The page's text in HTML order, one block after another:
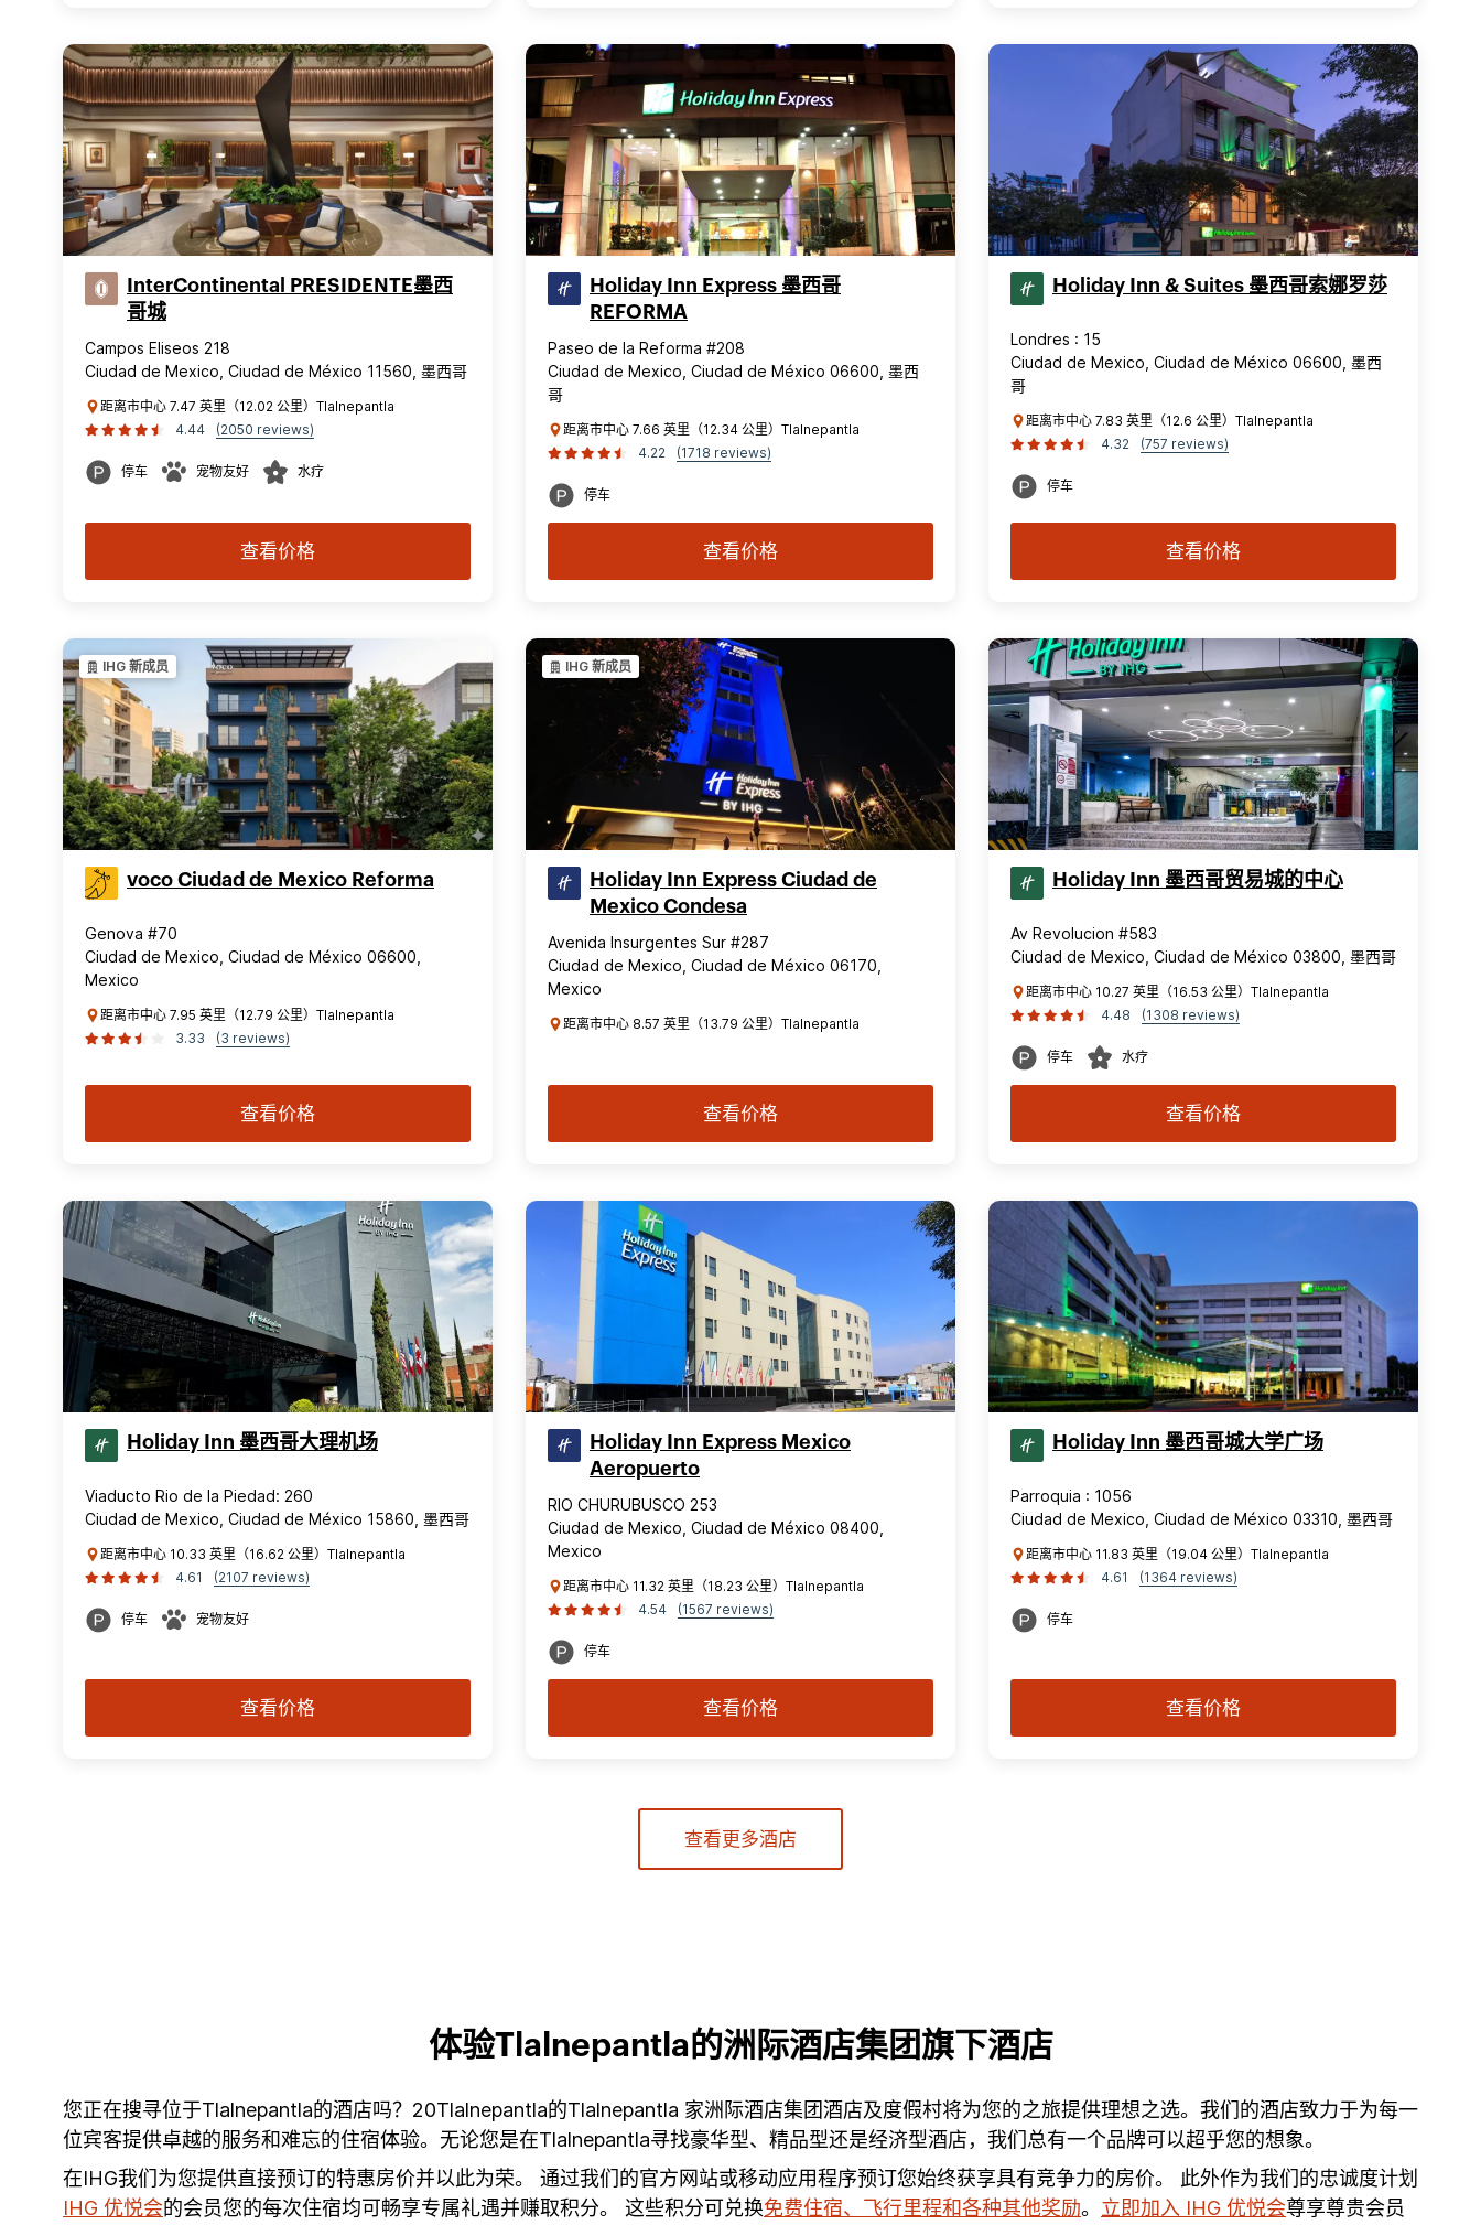
InterContinental PRESIDENTE墨西
哥城
Campos Eliseos 218
Ciudad de Mexico, Ciudad de México 11560, 墨西哥
距离市中心 7.47 英里（12.02 公里）Tlalnepantla
4.44
(2050 reviews)
停车 宠物友好 水疗
查看价格
Holiday Inn Express 墨西哥
REFORMA
Paseo de la Reforma #208
Ciudad de Mexico, Ciudad de México 06600, 墨西
哥
距离市中心 7.66 英里（12.34 公里）Tlalnepantla
4.22
(1718 reviews)
停车
查看价格
Holiday Inn & Suites 墨西哥索娜罗莎
Londres : 15
Ciudad de Mexico, Ciudad de México 06600, 墨西
哥
距离市中心 7.83 英里（12.6 公里）Tlalnepantla
4.32
(757 reviews)
停车
查看价格
IHG 新成员
voco Ciudad de Mexico Reforma
Genova #70
Ciudad de Mexico, Ciudad de México 06600,
Mexico
距离市中心 7.95 英里（12.79 公里）Tlalnepantla
3.33
(3 reviews)
查看价格
IHG 新成员
Holiday Inn Express Ciudad de
Mexico Condesa
Avenida Insurgentes Sur #287
Ciudad de Mexico, Ciudad de México 06170,
Mexico
距离市中心 8.57 英里（13.79 公里）Tlalnepantla
查看价格
Holiday Inn 墨西哥贸易城的中心
Av Revolucion #583
Ciudad de Mexico, Ciudad de México 03800, 墨西哥
距离市中心 10.27 英里（16.53 公里）Tlalnepantla
4.48
(1308 reviews)
停车 水疗
查看价格
Holiday Inn 墨西哥大理机场
Viaducto Rio de la Piedad: 260
Ciudad de Mexico, Ciudad de México 15860, 墨西哥
距离市中心 10.33 英里（16.62 公里）Tlalnepantla
4.61
(2107 reviews)
停车 宠物友好
查看价格
Holiday Inn Express Mexico
Aeropuerto
RIO CHURUBUSCO 253
Ciudad de Mexico, Ciudad de México 08400,
Mexico
距离市中心 11.32 英里（18.23 公里）Tlalnepantla
4.54
(1567 reviews)
停车
查看价格
Holiday Inn 墨西哥城大学广场
Parroquia : 1056
Ciudad de Mexico, Ciudad de México 03310, 墨西哥
距离市中心 11.83 英里（19.04 公里）Tlalnepantla
4.61
(1364 reviews)
停车
查看价格
查看更多酒店
体验Tlalnepantla的洲际酒店集团旗下酒店
您正在搜寻位于Tlalnepantla的酒店吗？20Tlalnepantla的Tlalnepantla 家洲际酒店集团酒店及度假村将为您的之旅提供理想之选。我们的酒店致力于为每一
位宾客提供卓越的服务和难忘的住宿体验。无论您是在Tlalnepantla寻找豪华型、精品型还是经济型酒店，我们总有一个品牌可以超乎您的想象。
在IHG我们为您提供直接预订的特惠房价并以此为荣。 通过我们的官方网站或移动应用程序预订您始终获享具有竞争力的房价。 此外作为我们的忠诚度计划
IHG 优悦会的会员您的每次住宿均可畅享专属礼遇并赚取积分。 这些积分可兑换免费住宿、飞行里程和各种其他奖励。 立即加入 IHG 优悦会尊享尊贵会员